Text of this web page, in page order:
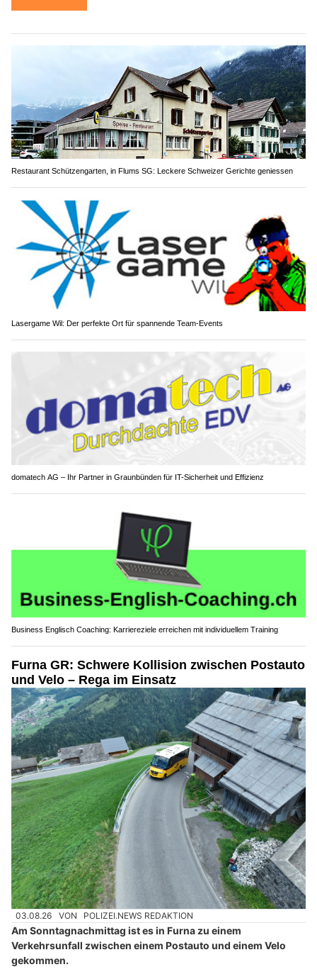
Restaurant Schützengarten, in Flums SG: Leckere Schweizer Gerichte geniessen
Lasergame Wil: Der perfekte Ort für spannende Team-Events
domatech AG – Ihr Partner in Graunbünden für IT-Sicherheit und Effizienz
Business Englisch Coaching: Karriereziele erreichen mit individuellem Training
Furna GR: Schwere Kollision zwischen Postauto
und Velo – Rega im Einsatz
03.08.26 VON POLIZEI.NEWS REDAKTION
Am Sonntagnachmittag ist es in Furna zu einem
Verkehrsunfall zwischen einem Postauto und einem Velo
gekommen.